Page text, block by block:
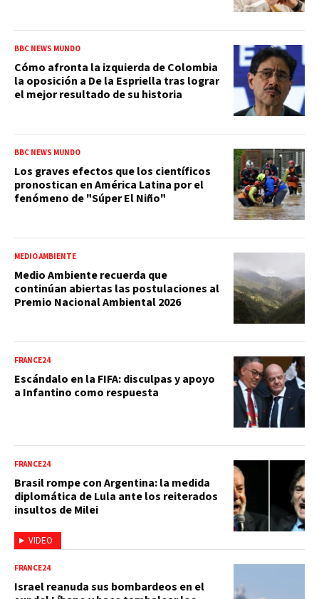
BBC NEWS MUNDO
Cómo afronta la izquierda de Colombia
la oposición a De la Espriella tras lograr
el mejor resultado de su historia
BBC NEWS MUNDO
Los graves efectos que los científicos
pronostican en América Latina por el
fenómeno de "Súper El Niño"
MEDIO AMBIENTE
Medio Ambiente recuerda que
continúan abiertas las postulaciones al
Premio Nacional Ambiental 2026
FRANCE24
Escándalo en la FIFA: disculpas y apoyo
a Infantino como respuesta
VIDEO
FRANCE24
Brasil rompe con Argentina: la medida
diplomática de Lula ante los reiterados
insultos de Milei
FRANCE24
Israel reanuda sus bombardeos en el